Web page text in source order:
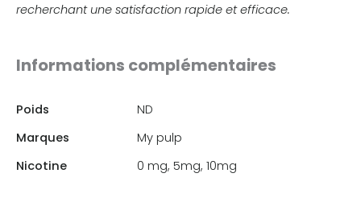
recherchant une satisfaction rapide et efficace.
Informations complémentaires
Poids
ND
Marques
My pulp
Nicotine
0 mg, 5mg, 10mg